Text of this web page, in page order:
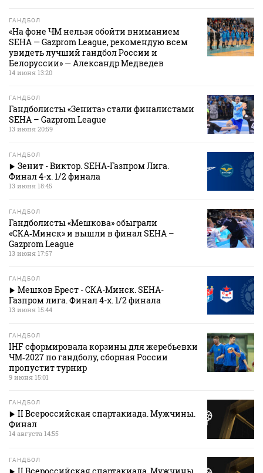
ГАНДБОЛ
«На фоне ЧМ нельзя обойти вниманием
SEHA — Gazprom League, рекомендую всем
увидеть лучший гандбол России и
Белоруссии» — Александр Медведев
14 июня 13:20
ГАНДБОЛ
Гандболисты «Зенита» стали финалистами
SEHA – Gazprom League
13 июня 20:59
ГАНДБОЛ
Зенит - Виктор. SEHA-Газпром Лига.
Финал 4-х. 1/2 финала
13 июня 18:45
ГАНДБОЛ
Гандболисты «Мешкова» обыграли
«СКА‑Минск» и вышли в финал SEHA –
Gazprom League
13 июня 17:57
ГАНДБОЛ
Мешков Брест - СКА-Минск. SEHA-
Газпром лига. Финал 4-х. 1/2 финала
13 июня 15:44
ГАНДБОЛ
IHF сформировала корзины для жеребьевки
ЧМ‑2027 по гандболу, сборная России
пропустит турнир
9 июня 15:01
ГАНДБОЛ
II Всероссийская спартакиада. Мужчины.
Финал
14 августа 14:55
ГАНДБОЛ
II Всероссийская спартакиада. Мужчины.